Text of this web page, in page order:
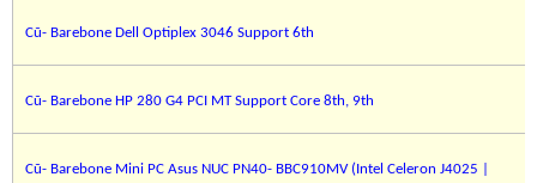
Cũ- Barebone Dell Optiplex 3046 Support 6th
Cũ- Barebone HP 280 G4 PCI MT Support Core 8th, 9th
Cũ- Barebone Mini PC Asus NUC PN40- BBC910MV (Intel Celeron J4025 |